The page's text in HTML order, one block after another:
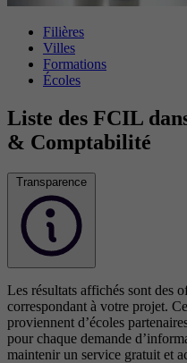
Filières
Villes
Formations
Écoles
Liste des FCIL
& Comptabilité
Transparence
Les résultats affichés sont des
correspondant à votre projet.
proviennent d’écoles
pour chaque demande
maintenir un service gratuit et